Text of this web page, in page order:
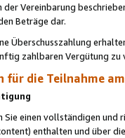
der Vereinbarung
Beträge dar.
Überschusszahlung
zahlbaren Vergütung zu
für die Teilnahme
Sie einen vollständigen
enthalten und über